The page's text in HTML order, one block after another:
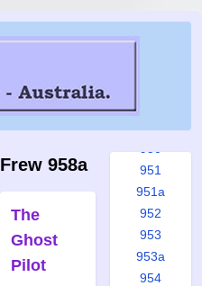
Frew 958a
The
Ghost
Pilot
945
951
951a
952
953
953a
954